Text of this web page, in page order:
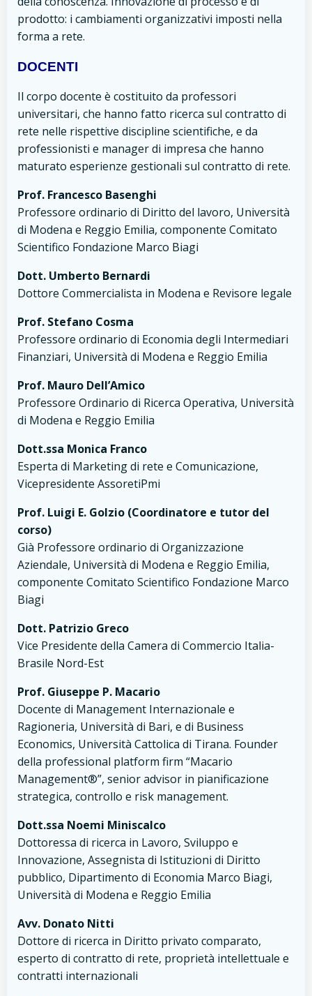
prodotto: i cambiamenti organizzativi imposti nella
forma a rete.
DOCENTI
Il corpo docente è costituito da professori
universitari, che hanno fatto ricerca sul contratto di
rete nelle rispettive discipline scientifiche, e da
professionisti e manager di impresa che hanno
maturato esperienze gestionali sul contratto di rete.
Prof. Francesco Basenghi
Professore ordinario di Diritto del lavoro, Università
di Modena e Reggio Emilia, componente Comitato
Scientifico Fondazione Marco Biagi
Dott. Umberto Bernardi
Dottore Commercialista in Modena e Revisore legale
Prof. Stefano Cosma
Professore ordinario di Economia degli Intermediari
Finanziari, Università di Modena e Reggio Emilia
Prof. Mauro Dell’Amico
Professore Ordinario di Ricerca Operativa, Università
di Modena e Reggio Emilia
Dott.ssa Monica Franco
Esperta di Marketing di rete e Comunicazione,
Vicepresidente AssoretiPmi
Prof. Luigi E. Golzio (Coordinatore e tutor del
corso)
Già Professore ordinario di Organizzazione
Aziendale, Università di Modena e Reggio Emilia,
componente Comitato Scientifico Fondazione Marco
Biagi
Dott. Patrizio Greco
Vice Presidente della Camera di Commercio Italia-
Brasile Nord-Est
Prof. Giuseppe P. Macario
Docente di Management Internazionale e
Ragioneria, Università di Bari, e di Business
Economics, Università Cattolica di Tirana. Founder
della professional platform firm “Macario
Management®”, senior advisor in pianificazione
strategica, controllo e risk management.
Dott.ssa Noemi Miniscalco
Dottoressa di ricerca in Lavoro, Sviluppo e
Innovazione, Assegnista di Istituzioni di Diritto
pubblico, Dipartimento di Economia Marco Biagi,
Università di Modena e Reggio Emilia
Avv. Donato Nitti
Dottore di ricerca in Diritto privato comparato,
esperto di contratto di rete, proprietà intellettuale e
contratti internazionali